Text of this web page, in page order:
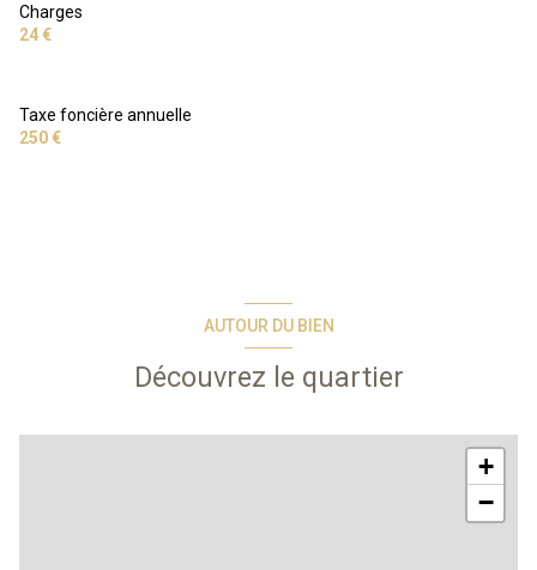
Charges
24 €
Taxe foncière annuelle
250 €
AUTOUR DU BIEN
Découvrez le quartier
+
−